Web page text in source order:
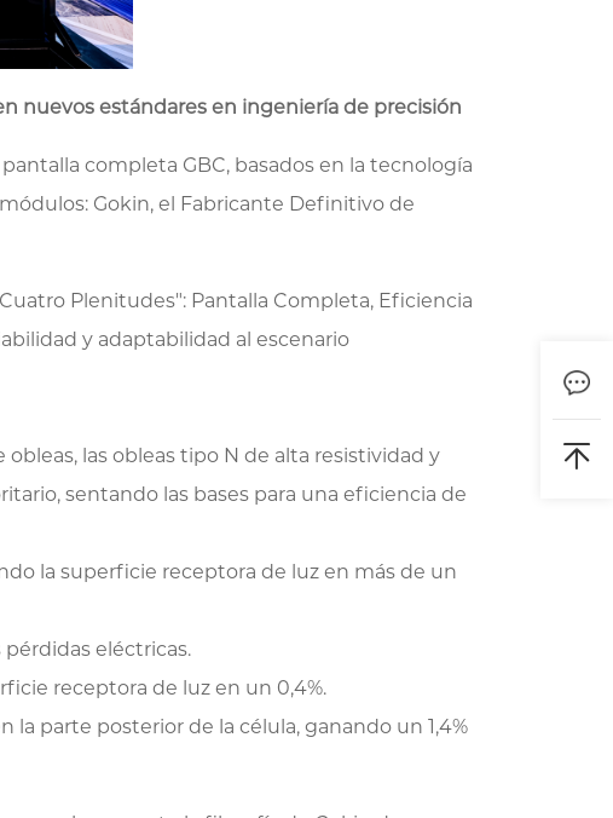
nuevos estándares en ingeniería de precisión
completa GBC, basados en la tecnología
Gokin, el Fabricante Definitivo de
Plenitudes": Pantalla Completa, Eficiencia
y adaptabilidad al escenario
las obleas tipo N de alta resistividad y
sentando las bases para una eficiencia de
la superficie receptora de luz en más de un
eléctricas.
receptora de luz en un 0,4%.
parte posterior de la célula, ganando un 1,4%